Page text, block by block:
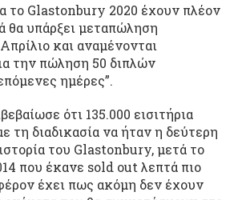
το Glastonbury 2020 έχουν πλέον
θα υπάρξει μεταπώληση
και αναμένονται
την πώληση 50 διπλών
ημέρες”.
ότι 135.000 εισιτήρια
τη διαδικασία να ήταν η δεύτερη
του Glastonbury, μετά το
που έκανε sold out λεπτά πιο
έχει πως ακόμη δεν έχουν